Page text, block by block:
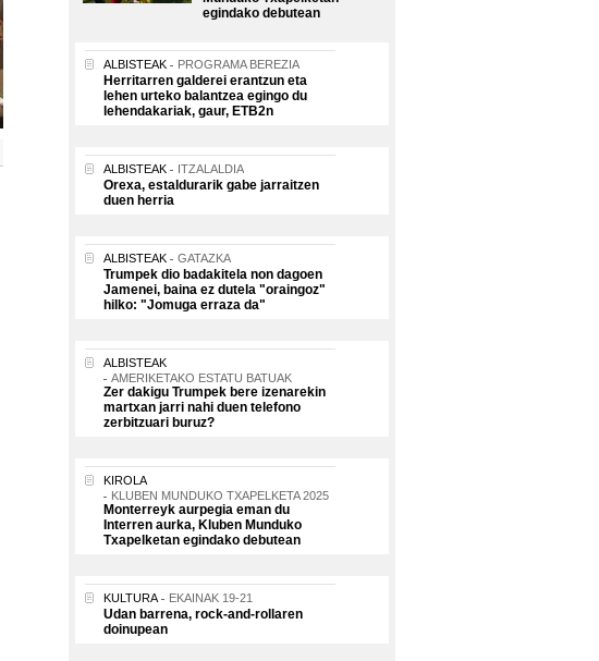
egindako debutean
ALBISTEAK PROGRAMA BEREZIA
Herritarren galderei erantzun eta
lehen urteko balantzea egingo du
lehendakariak, gaur, ETB2n
ALBISTEAK ITZALALDIA
Orexa, estaldurarik gabe jarraitzen
duen herria
ALBISTEAK GATAZKA
Trumpek dio badakitela non dagoen
Jamenei, baina ez dutela "oraingoz"
hilko: "Jomuga erraza da"
ALBISTEAK
AMERIKETAKO ESTATU BATUAK
Zer dakigu Trumpek bere izenarekin
martxan jarri nahi duen telefono
zerbitzuari buruz?
KIROLA
KLUBEN MUNDUKO TXAPELKETA 2025
Monterreyk aurpegia eman du
Interren aurka, Kluben Munduko
Txapelketan egindako debutean
KULTURA EKAINAK 19-21
Udan barrena, rock-and-rollaren
doinupean